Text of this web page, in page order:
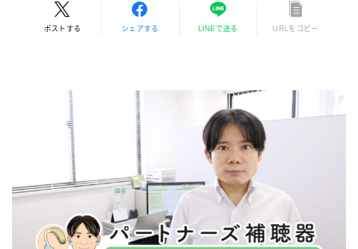
ポストする シェアする LINEで送る URLをコピー